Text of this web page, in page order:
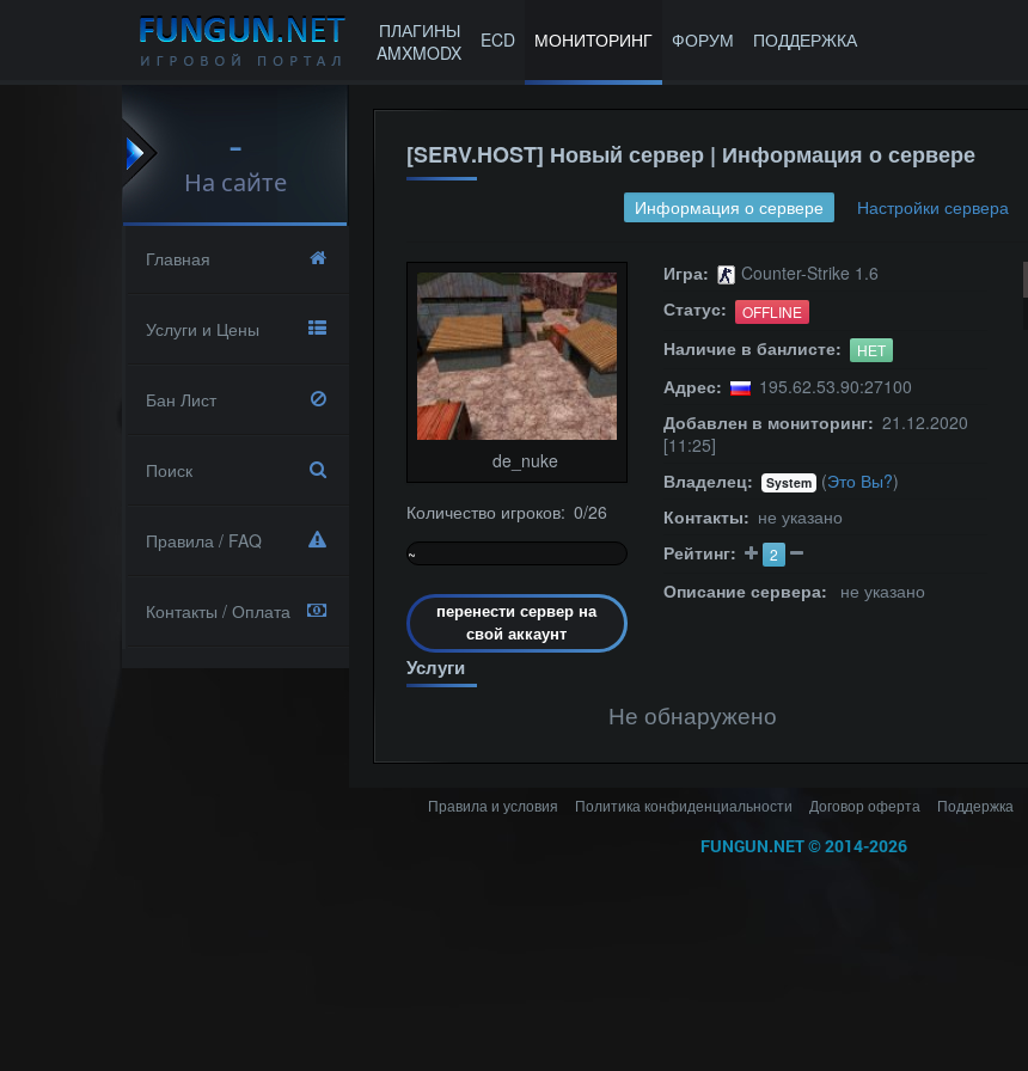
ПЛАГИНЫ
AMXMODX
ECD МОНИТОРИНГ ФОРУМ ПОДДЕРЖКА
-
На сайте
Главная
Услуги и Цены
Бан Лист
Поиск
Правила / FAQ
Контакты / Оплата
[SERV.HOST] Новый сервер | Информация о сервере
Информация о сервере Настройки сервера
de_nuke
Количество игроков: 0/26
~
перенести сервер на
свой аккаунт
Игра:
Counter-Strike 1.6
Статус:
OFFLINE
Наличие в банлисте: НЕТ
Адрес:
195.62.53.90:27100
Добавлен в мониторинг: 21.12.2020
[11:25]
Владелец:
System (Это Вы?)
Контакты: не указано
Рейтинг:
2
Описание сервера: не указано
Услуги
Не обнаружено
Правила и условия Политика конфиденциальности Договор оферта Поддержка
FUNGUN.NET©2014-2026